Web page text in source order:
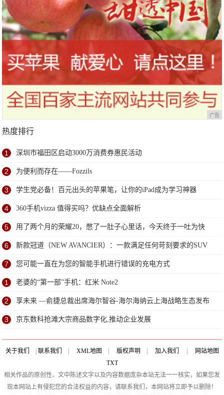
广告
热度排行
1 深圳市福田区启动3000万消费券惠民活动
2 为便利而存在——Fozzils
3 学生党必备！百元出头的苹果笔，让你的iPad成为学习神器
4 360手机vizza 值得买吗？优缺点全面解析
5 用了两个月的荣耀20，憋了一肚子心里话，今天终于一吐为快
6 新款冠道（NEW AVANCIER）：一款满足任何苛刻要求的SUV
7 您可能一直在为您的智能手机进行错误的充电方式
1 老婆的“第一部”手机：红米 Note2
2 享未来 —俞捷总裁出席海尔智谷-海尔海纳云上海战略生态发布
会
3 京东数科抢滩大宗商品数字化,推动企业发展
关于我们 联系我们 XML地图 版权声明 加入我们
网站地图
TXT
相关作品的原创性、文中陈述文字以及内容数据庞杂本站无法一一核实，如果您发
现本网站上有侵犯您的合法权益的内容，请联系我们，本网站将立即予以删除！